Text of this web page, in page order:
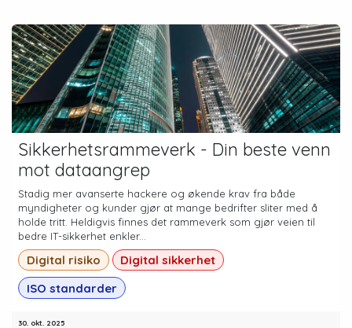
Sikkerhetsrammeverk - Din beste venn
mot dataangrep
Stadig mer avanserte hackere og økende krav fra både
myndigheter og kunder gjør at mange bedrifter sliter med å
holde tritt. Heldigvis finnes det rammeverk som gjør veien til
bedre IT-sikkerhet enkler...
Digital risiko
Digital sikkerhet
ISO standarder
30. okt. 2025